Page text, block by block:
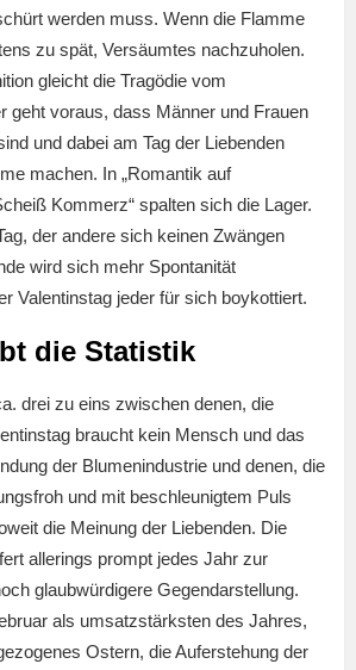
werden muss. Wenn die Flamme
zu spät, Versäumtes nachzuholen.
gleicht die Tragödie vom
geht voraus, dass Männer und Frauen
und dabei am Tag der Liebenden
machen. In „Romantik auf
Kommerz“ spalten sich die Lager.
der andere sich keinen Zwängen
wird sich mehr Spontanität
Valentinstag jeder für sich boykottiert.
die Statistik
drei zu eins zwischen denen, die
braucht kein Mensch und das
der Blumenindustrie und denen, die
und mit beschleunigtem Puls
die Meinung der Liebenden. Die
allerings prompt jedes Jahr zur
glaubwürdigere Gegendarstellung.
als umsatzstärksten des Jahres,
Ostern, die Auferstehung der